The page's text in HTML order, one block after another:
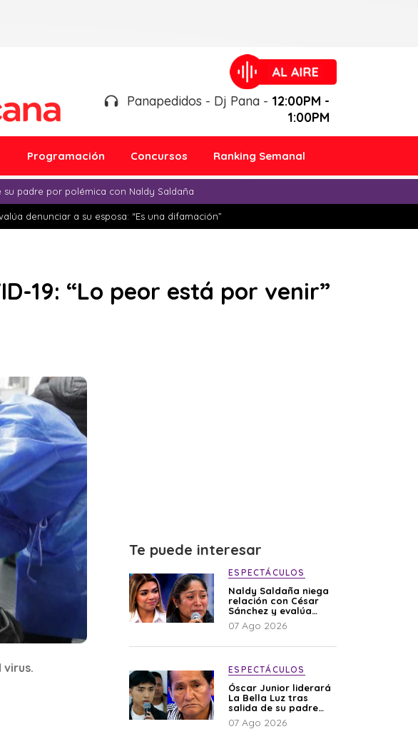
Panapedidos - Dj Pana - 12:00PM -
1:00PM
Programación Concursos Ranking Semanal
padre por polémica con Naldy Saldaña
denunciar a su esposa: “Es una difamación”
19: “Lo peor está por venir”
virus.
Te puede interesar
ESPECTÁCULOS
Naldy Saldaña niega
relación con César
Sánchez y evalúa
denunciar a su
esposa: “Es una
07 Ago 2026
ESPECTÁCULOS
Óscar Junior liderará
La Bella Luz tras
salida de su padre
por polémica con
Naldy Saldaña
07 Ago 2026